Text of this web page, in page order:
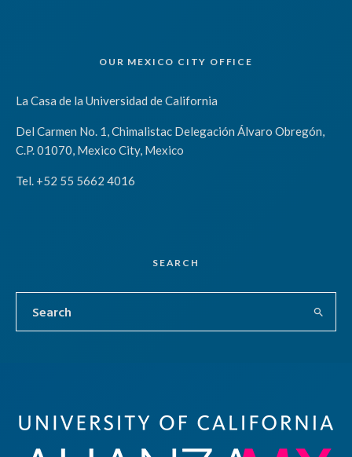
OUR MEXICO CITY OFFICE
La Casa de la Universidad de California
Del Carmen No. 1, Chimalistac Delegación Álvaro Obregón,
C.P. 01070, Mexico City, Mexico
Tel. +52 55 5662 4016
SEARCH